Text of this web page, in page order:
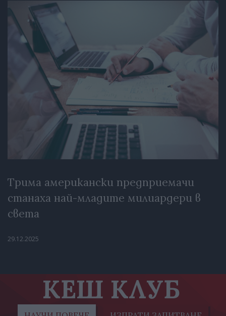
Трима американски предприемачи
станаха най-младите милиардери в
света
29.12.2025
КЕШ КЛУБ